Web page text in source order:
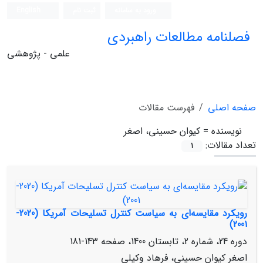
فصلنامه مطالعات راهبردی
علمی - پژوهشی
صفحه اصلی
فهرست مقالات
نویسنده = کیوان حسینی، اصغر
تعداد مقالات:
1
رویکرد مقایسه‌ای به سیاست کنترل تسلیحات آمریکا (2020-
2001)
دوره 24، شماره 2، تابستان 1400، صفحه
143-181
اصغر کیوان حسینی، فرهاد وکیلی